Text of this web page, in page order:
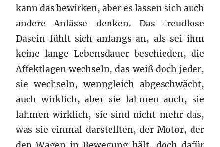
kann das bewirken, aber es lassen sich auch
andere Anlässe denken. Das freudlose
Dasein fühlt sich anfangs an, als sei ihm
keine lange Lebensdauer beschieden, die
Affektlagen wechseln, das weiß doch jeder,
sie wechseln, wenngleich abgeschwächt,
auch wirklich, aber sie lahmen auch, sie
lahmen wirklich, sie sind nicht mehr das,
was sie einmal darstellten, der Motor, der